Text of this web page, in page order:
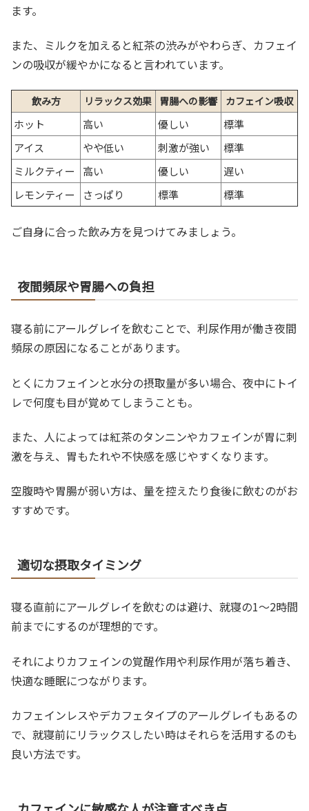
ます。
また、ミルクを加えると紅茶の渋みがやわらぎ、カフェイ
ンの吸収が緩やかになると言われています。
飲み方 リラックス効果 胃腸への影響 カフェイン吸収
ホット 高い 優しい
標準
アイス
やや低い 刺激が強い
標準
ミルクティー
高い 優しい
遅い
レモンティー
さっぱり 標準 標準
ご自身に合った飲み方を見つけてみましょう。
夜間頻尿や胃腸への負担
寝る前にアールグレイを飲むことで、利尿作用が働き夜間
頻尿の原因になることがあります。
とくにカフェインと水分の摂取量が多い場合、夜中にトイ
レで何度も目が覚めてしまうことも。
また、人によっては紅茶のタンニンやカフェインが胃に刺
激を与え、胃もたれや不快感を感じやすくなります。
空腹時や胃腸が弱い方は、量を控えたり食後に飲むのがお
すすめです。
適切な摂取タイミング
寝る直前にアールグレイを飲むのは避け、就寝の1～2時間
前までにするのが理想的です。
それによりカフェインの覚醒作用や利尿作用が落ち着き、
快適な睡眠につながります。
カフェインレスやデカフェタイプのアールグレイもあるの
で、就寝前にリラックスしたい時はそれらを活用するのも
良い方法です。